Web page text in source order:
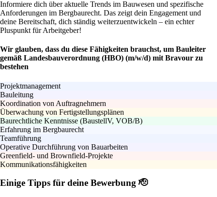
Informiere dich über aktuelle Trends im Bauwesen und spezifische
Anforderungen im Bergbaurecht. Das zeigt dein Engagement und
deine Bereitschaft, dich ständig weiterzuentwickeln – ein echter
Pluspunkt für Arbeitgeber!
Wir glauben, dass du diese Fähigkeiten brauchst, um Bauleiter
gemäß Landesbauverordnung (HBO) (m/w/d) mit Bravour zu
bestehen
Projektmanagement
Bauleitung
Koordination von Auftragnehmern
Überwachung von Fertigstellungsplänen
Baurechtliche Kenntnisse (BaustellV, VOB/B)
Erfahrung im Bergbaurecht
Teamführung
Operative Durchführung von Bauarbeiten
Greenfield- und Brownfield-Projekte
Kommunikationsfähigkeiten
Einige Tipps für deine Bewerbung 🫡